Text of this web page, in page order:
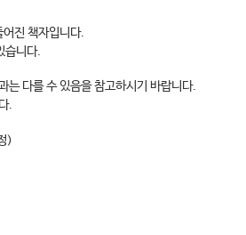
진 책자입니다.
습니다.
는 다를 수 있음을 참고하시기 바랍니다.
.
)